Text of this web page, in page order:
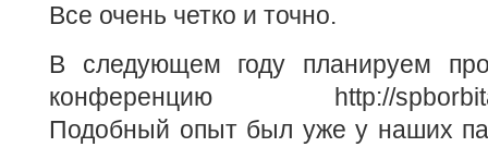
Все очень четко и точно.
В следующем году планируем
конференцию http://
Подобный опыт был уже у наших